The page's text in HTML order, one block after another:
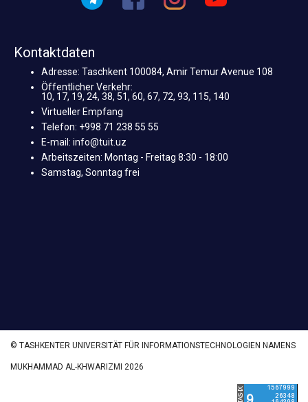
Kontaktdaten
Adresse: Taschkent 100084, Amir Temur Avenue 108
Öffentlicher Verkehr:
10, 17, 19, 24, 38, 51, 60, 67, 72, 93, 115, 140
Virtueller Empfang
Telefon: +998 71 238 55 55
E-mail: info@tuit.uz
Arbeitszeiten: Montag - Freitag 8:30 - 18:00
Samstag, Sonntag frei
© TASHKENTER UNIVERSITÄT FÜR INFORMATIONSTECHNOLOGIEN NAMENS
MUKHAMMAD AL-KHWARIZMI 2026